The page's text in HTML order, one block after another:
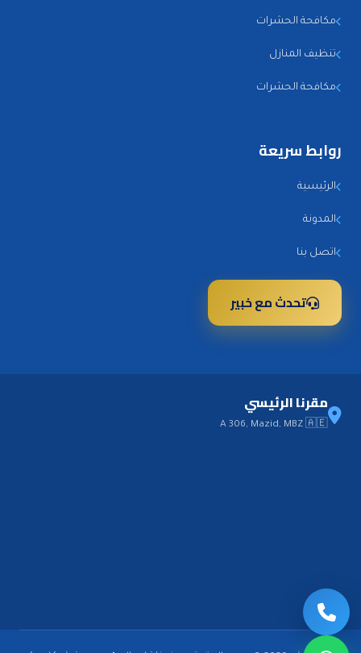
مكافحة الحشرات
تنظيف المنازل
مكافحة الحشرات
روابط سريعة
الرئيسية
المدونة
اتصل بنا
تحدث مع خبير
مقرنا الرئيسي
A 306, Mazid, MBZ 🇦🇪